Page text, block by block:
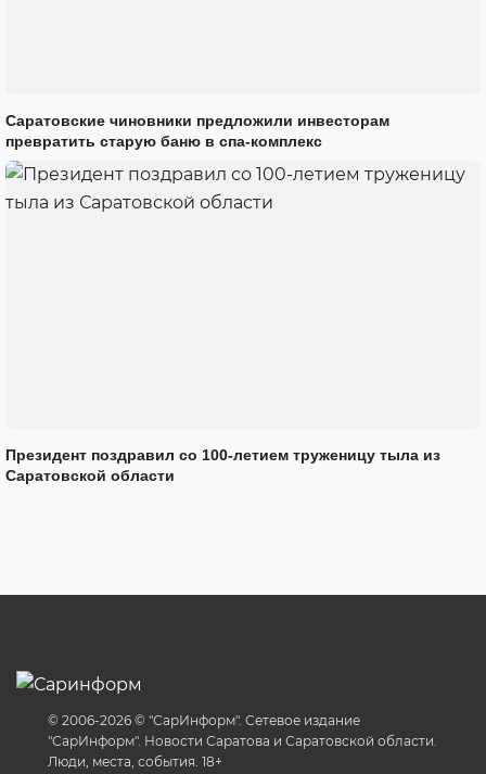
Саратовские чиновники предложили инвесторам
превратить старую баню в спа-комплекс
Президент поздравил со 100-летием труженицу тыла из
Саратовской области
© 2006-2026 © "СарИнформ". Сетевое издание
"СарИнформ". Новости Саратова и Саратовской области.
Люди, места, события. 18+